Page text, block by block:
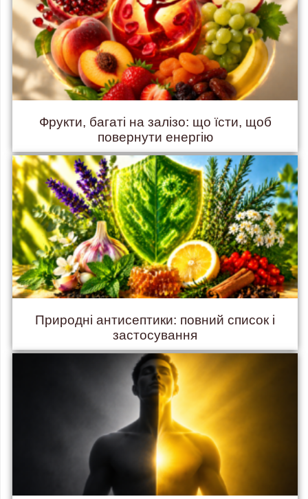
Фрукти, багаті на залізо: що їсти, щоб
повернути енергію
Природні антисептики: повний список і
застосування